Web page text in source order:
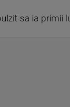
sa ia primii